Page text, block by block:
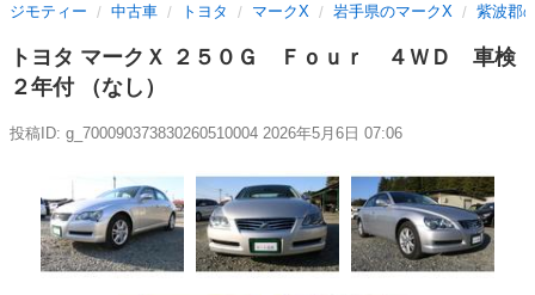
ジモティー 中古車 トヨタ マークX 岩手県のマークX 紫波郡
トヨタ マークＸ ２５０Ｇ Ｆｏｕｒ ４ＷＤ 車検
２年付 （なし）
投稿ID: g_700090373830260510004 2026年5月6日 07:06